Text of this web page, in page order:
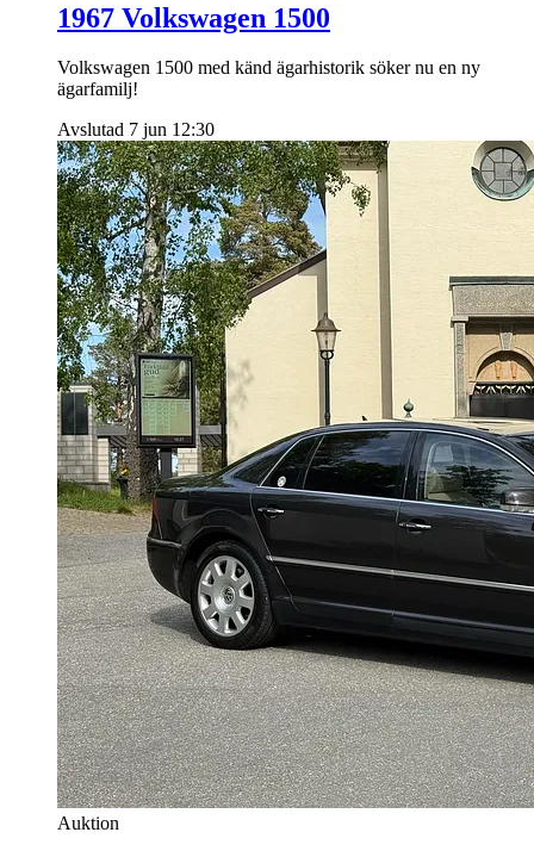
1967 Volkswagen 1500
Volkswagen 1500 med känd ägarhistorik söker nu en ny
ägarfamilj!
Avslutad 7 jun 12:30
Auktion